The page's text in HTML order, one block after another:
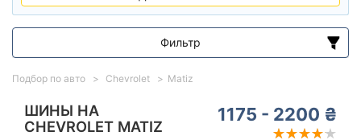
ШИНЫ НА
CHEVROLET MATIZ
1175 - 2200 ₴
Подбор по авто Chevrolet Matiz
Фильтр
Диапазон цен
от